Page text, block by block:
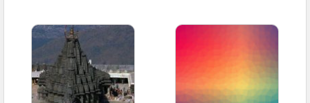
पशुओकी पोकार सुनी सिर्फ एकबार
छुडा के बंध उनके तुने छोड दिया संसार
एकबार नेमकुमार सुन पुकारतुं
आयो शरण…